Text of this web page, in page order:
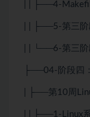
| | ├──4-
| | ├──5-第三
| | └──6-第三
├──04-阶段四
| ├──第10周
| | ├──1-Linux